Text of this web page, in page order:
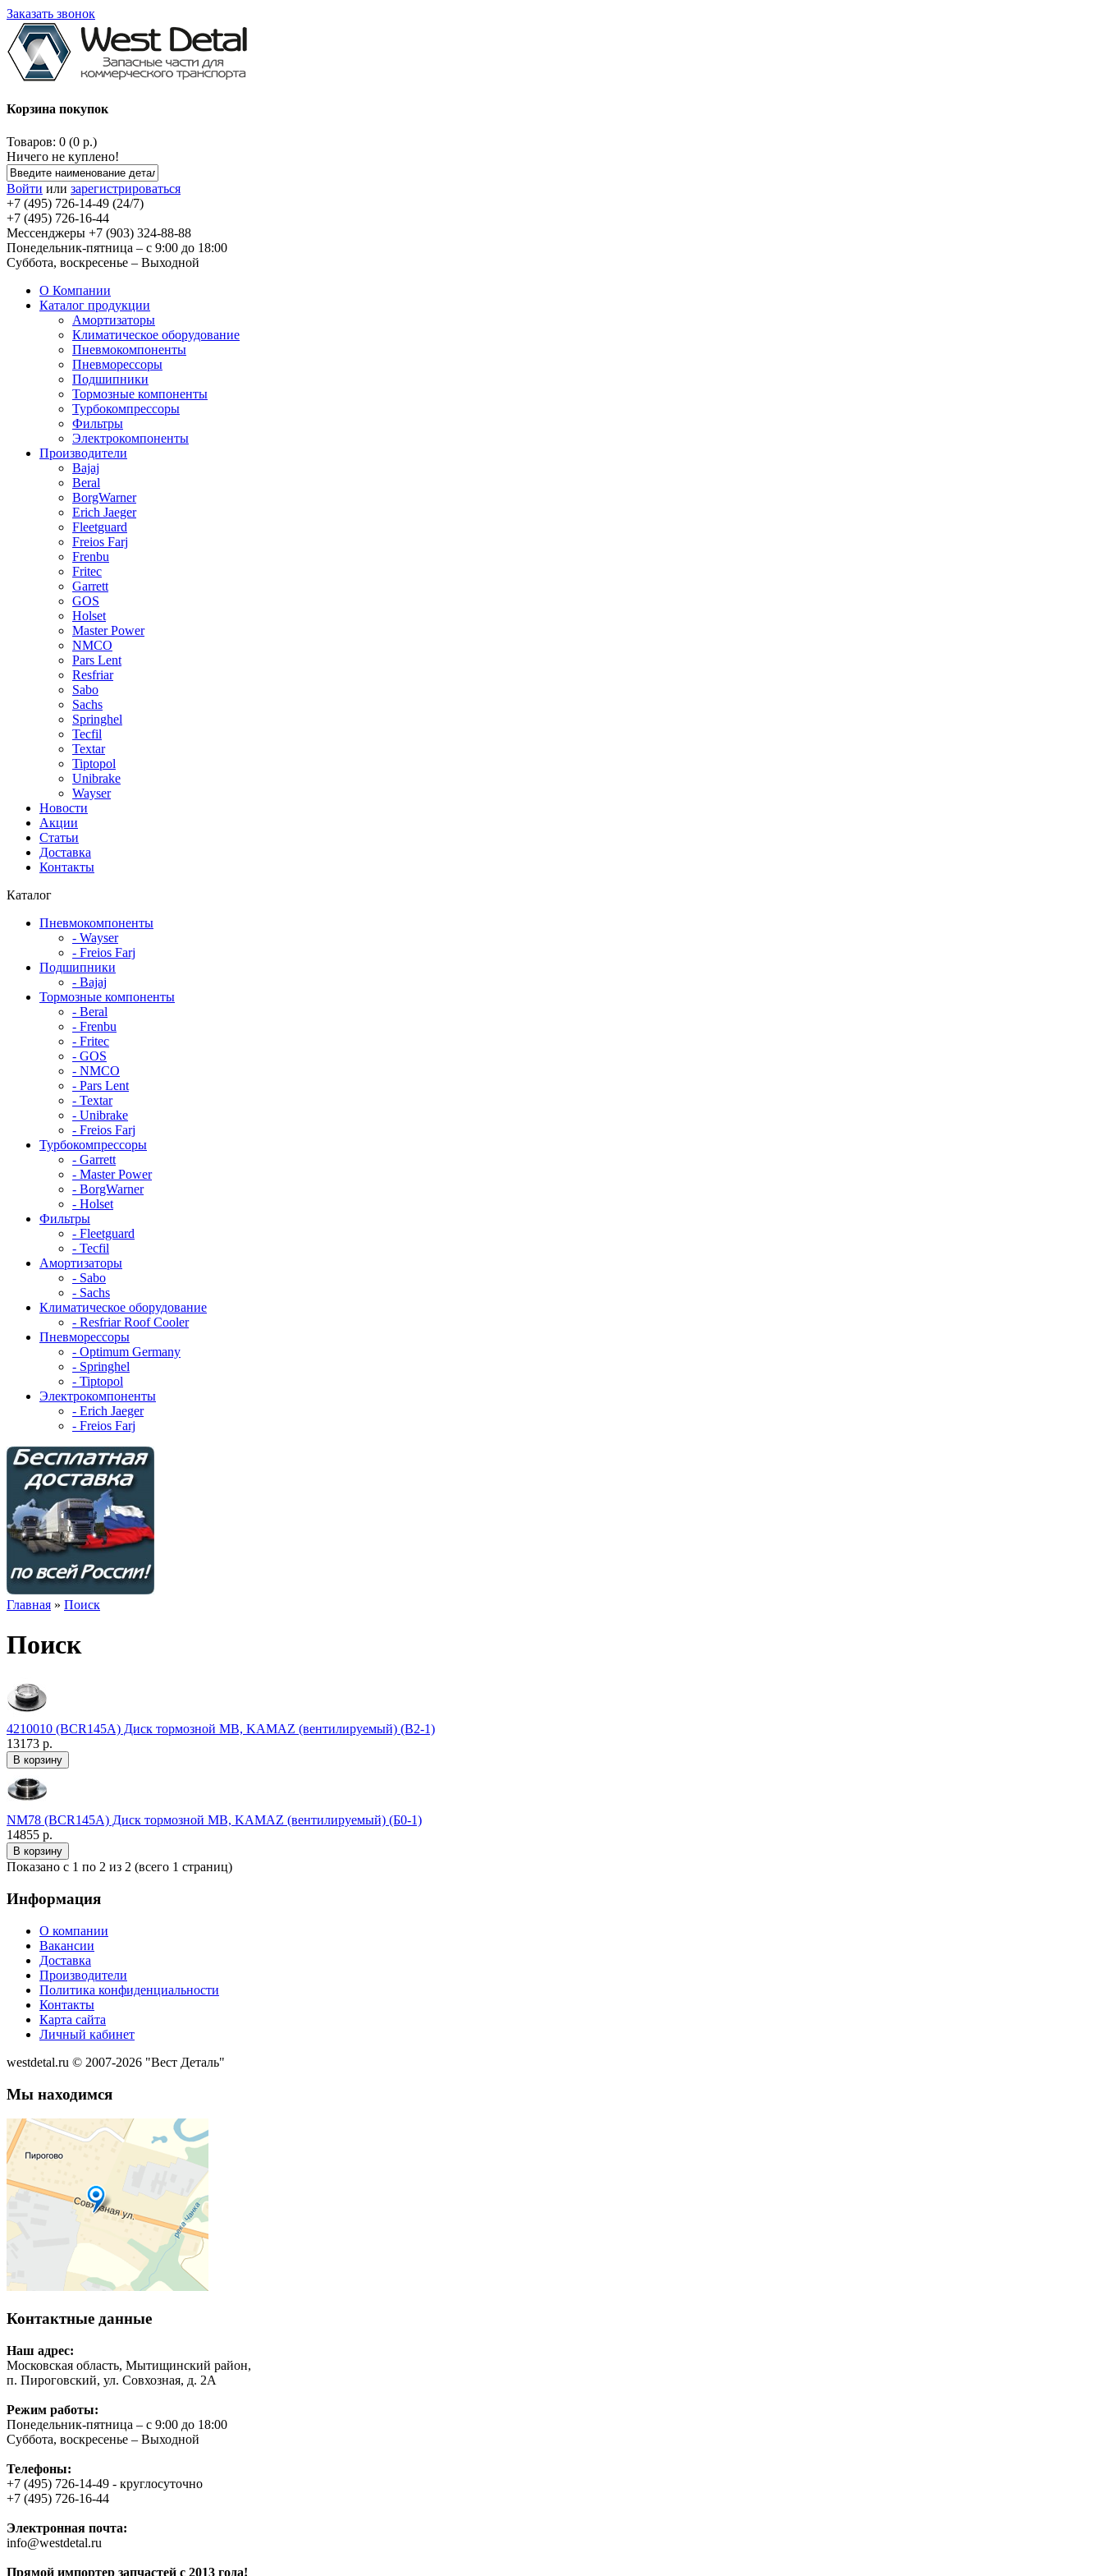
Заказать звонок
Корзина покупок
Товаров: 0 (0 р.)
Ничего не куплено!
Войти или зарегистрироваться
+7 (495) 726-14-49 (24/7)
+7 (495) 726-16-44
Мессенджеры +7 (903) 324-88-88
Понедельник-пятница – с 9:00 до 18:00
Суббота, воскресенье – Выходной
О Компании
Каталог продукции
Амортизаторы
Климатическое оборудование
Пневмокомпоненты
Пневморессоры
Подшипники
Тормозные компоненты
Турбокомпрессоры
Фильтры
Электрокомпоненты
Производители
Bajaj
Beral
BorgWarner
Erich Jaeger
Fleetguard
Freios Farj
Frenbu
Fritec
Garrett
GOS
Holset
Master Power
NMCO
Pars Lent
Resfriar
Sabo
Sachs
Springhel
Tecfil
Textar
Tiptopol
Unibrake
Wayser
Новости
Акции
Статьи
Доставка
Контакты
Каталог
Пневмокомпоненты
- Wayser
- Freios Farj
Подшипники
- Bajaj
Тормозные компоненты
- Beral
- Frenbu
- Fritec
- GOS
- NMCO
- Pars Lent
- Textar
- Unibrake
- Freios Farj
Турбокомпрессоры
- Garrett
- Master Power
- BorgWarner
- Holset
Фильтры
- Fleetguard
- Tecfil
Амортизаторы
- Sabo
- Sachs
Климатическое оборудование
- Resfriar Roof Cooler
Пневморессоры
- Optimum Germany
- Springhel
- Tiptopol
Электрокомпоненты
- Erich Jaeger
- Freios Farj
Главная » Поиск
Поиск
4210010 (BCR145A) Диск тормозной MB, KAMAZ (вентилируемый) (В2-1)
13173 р.
NM78 (BCR145A) Диск тормозной MB, KAMAZ (вентилируемый) (Б0-1)
14855 р.
Показано с 1 по 2 из 2 (всего 1 страниц)
Информация
О компании
Вакансии
Доставка
Производители
Политика конфиденциальности
Контакты
Карта сайта
Личный кабинет
westdetal.ru © 2007-2026 "Вест Деталь"
Мы находимся
Контактные данные
Наш адрес:
Московская область, Мытищинский район,
п. Пироговский, ул. Совхозная, д. 2А
Режим работы:
Понедельник-пятница – с 9:00 до 18:00
Суббота, воскресенье – Выходной
Телефоны:
+7 (495) 726-14-49 - круглосуточно
+7 (495) 726-16-44
Электронная почта:
info@westdetal.ru
Прямой импортер запчастей с 2013 года!